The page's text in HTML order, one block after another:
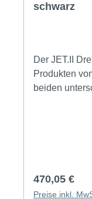
schwarz
Der JET.II
Produkten
beiden
JET.II Serie:
Regulärer
470,05 €
Preise inkl.